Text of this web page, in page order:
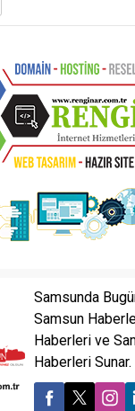
Samsunda
Samsun
Haberleri ve
Haberleri Sunar.